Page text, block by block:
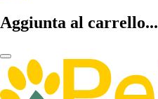
Aggiunta al carrello...